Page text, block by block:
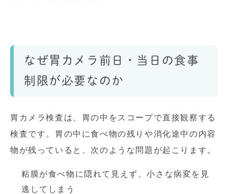
なぜ胃カメラ前日・当日の食事
制限が必要なのか
胃カメラ検査は、胃の中をスコープで直接観察する
検査です。胃の中に食べ物の残りや消化途中の内容
物が残っていると、次のような問題が起こります。
粘膜が食べ物に隠れて見えず、小さな病変を見
逃してしまう